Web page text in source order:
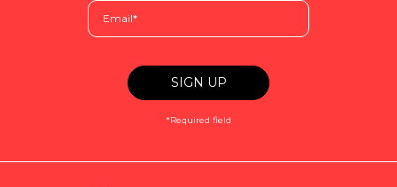
*Required field